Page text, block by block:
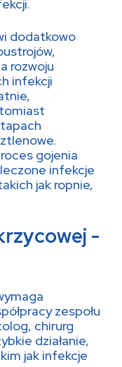
dodatkowo
rozwoju
infekcji
gojenia
infekcje
jak ropnie,
-
zespołu
chirurg
działanie,
jak infekcje